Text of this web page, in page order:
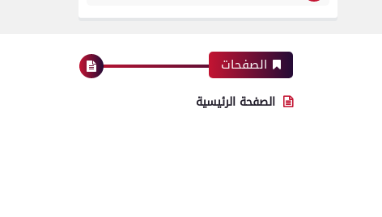
الصفحات
الصفحة الرئيسية